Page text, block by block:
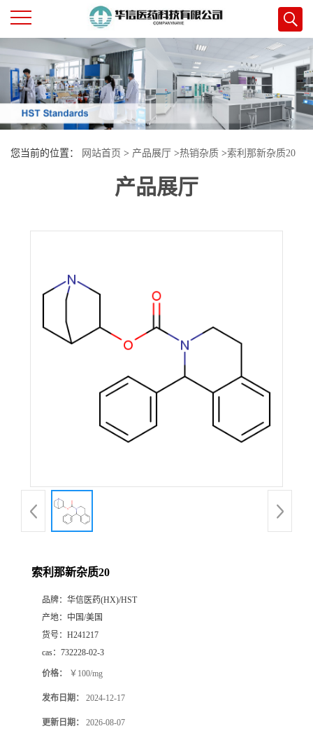
公
司
首
页
司
书
誉
您当前的位置： 网站首页 > 产品展厅 >热销杂质 >索利那新杂质20
产品展厅
索利那新杂质20
品牌： 华信医药(HX)/HST
产地： 中国/美国
货号： H241217
cas： 732228-02-3
价格： ￥100/mg
发布日期： 2024-12-17
更新日期： 2026-08-07